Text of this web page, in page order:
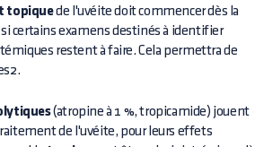
topiquede l'uvéite doit commencer dès la
certains examens destinés à identifier
restent à faire. Cela permettra de
(atropine à 1 %, tropicamide) jouent
de l'uvéite, pour leurs effets